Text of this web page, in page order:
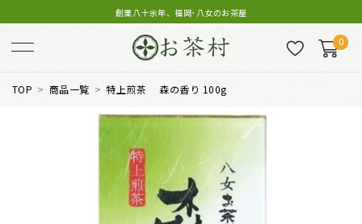
創業八十余年、福岡･八女のお茶屋
0
TOP 商品一覧 特上煎茶 森の香り 100g